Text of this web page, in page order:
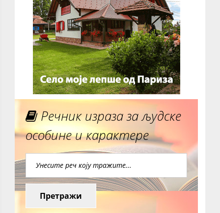
Речник израза за људске
особине и карактере
Претражи